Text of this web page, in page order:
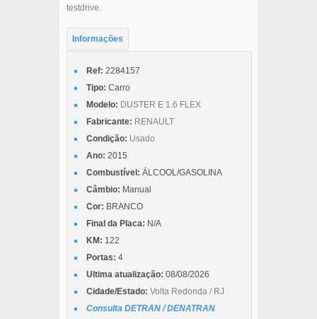
testdrive.
Informações
Ref: 2284157
Tipo: Carro
Modelo: DUSTER E 1.6 FLEX
Fabricante: RENAULT
Condição: Usado
Ano: 2015
Combustível: ÁLCOOL/GASOLINA
Câmbio: Manual
Cor: BRANCO
Final da Placa: N/A
KM: 122
Portas: 4
Ultima atualização: 08/08/2026
Cidade/Estado: Volta Redonda / RJ
Consulta DETRAN / DENATRAN